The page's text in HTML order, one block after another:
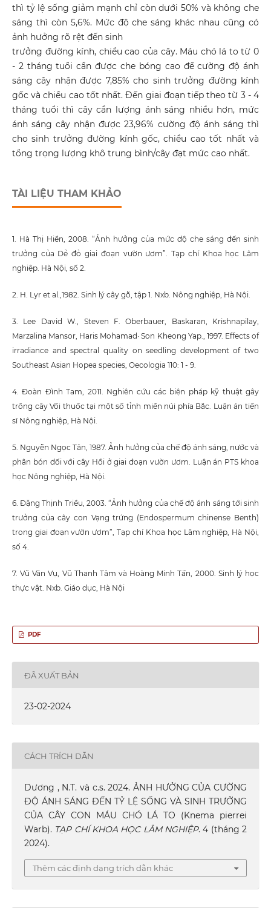
thì tỷ lệ sống giảm mạnh chỉ còn dưới 50% và không che
sáng thì còn 5,6%. Mức độ che sáng khác nhau cũng có
ảnh hưởng rõ rệt đến sinh
trưởng đường kính, chiều cao của cây. Máu chó lá to từ 0
- 2 tháng tuổi cần được che bóng cao để cường độ ánh
sáng cây nhận được 7,85% cho sinh trưởng đường kính
gốc và chiều cao tốt nhất. Đến giai đoạn tiếp theo từ 3 - 4
tháng tuổi thì cây cần lượng ánh sáng nhiều hơn, mức
ánh sáng cây nhận được 23,96% cường độ ánh sáng thì
cho sinh trưởng đường kính gốc, chiều cao tốt nhất và
tổng trọng lượng khô trung bình/cây đạt mức cao nhất.
TÀI LIỆU THAM KHẢO
1. Hà Thị Hiền, 2008. “Ảnh hưởng của mức độ che sáng đến sinh
trưởng của Dẻ đỏ giai đoạn vườn ươm”. Tạp chí Khoa học Lâm
nghiệp. Hà Nội, số 2.
2. H. Lyr et al.,1982. Sinh lý cây gỗ, tập 1. Nxb. Nông nghiệp, Hà Nội.
3. Lee David W., Steven F. Oberbauer, Baskaran, Krishnapilay,
Marzalina Mansor, Haris Mohamad· Son Kheong Yap., 1997. Effects of
irradiance and spectral quality on seedling development of two
Southeast Asian Hopea species, Oecologia 110: 1 - 9.
4. Đoàn Đình Tam, 2011. Nghiên cứu các biện pháp kỹ thuật gây
trồng cây Vối thuốc tại một số tỉnh miền núi phía Bắc. Luận án tiến
sĩ Nông nghiệp, Hà Nội.
5. Nguyễn Ngọc Tân, 1987. Ảnh hưởng của chế độ ánh sáng, nước và
phân bón đối với cây Hồi ở giai đoạn vườn ươm. Luận án PTS khoa
học Nông nghiệp, Hà Nội.
6. Đặng Thịnh Triều, 2003. “Ảnh hưởng của chế độ ánh sáng tới sinh
trưởng của cây con Vạng trứng (Endospermum chinense Benth)
trong giai đoạn vườn ươm”, Tạp chí Khoa học Lâm nghiệp, Hà Nội,
số 4.
7. Vũ Văn Vụ, Vũ Thanh Tâm và Hoàng Minh Tấn, 2000. Sinh lý học
thực vật. Nxb. Giáo dục, Hà Nội
PDF
ĐÃ XUẤT BẢN
23-02-2024
CÁCH TRÍCH DẪN
Dương , N.T. và c.s. 2024. ẢNH HƯỞNG CỦA CƯỜNG
ĐỘ ÁNH SÁNG ĐẾN TỶ LỆ SỐNG VÀ SINH TRƯỞNG
CỦA CÂY CON MÁU CHÓ LÁ TO (Knema pierrei
Warb). TẠP CHÍ KHOA HỌC LÂM NGHIỆP. 4 (tháng 2
2024).
Thêm các định dạng trích dẫn khác